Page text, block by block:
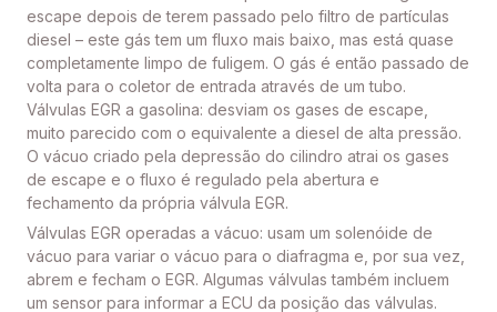
escape depois de terem passado pelo filtro de partículas
diesel – este gás tem um fluxo mais baixo, mas está quase
completamente limpo de fuligem. O gás é então passado de
volta para o coletor de entrada através de um tubo.
Válvulas EGR a gasolina: desviam os gases de escape,
muito parecido com o equivalente a diesel de alta pressão.
O vácuo criado pela depressão do cilindro atrai os gases
de escape e o fluxo é regulado pela abertura e
fechamento da própria válvula EGR.
Válvulas EGR operadas a vácuo: usam um solenóide de
vácuo para variar o vácuo para o diafragma e, por sua vez,
abrem e fecham o EGR. Algumas válvulas também incluem
um sensor para informar a ECU da posição das válvulas.